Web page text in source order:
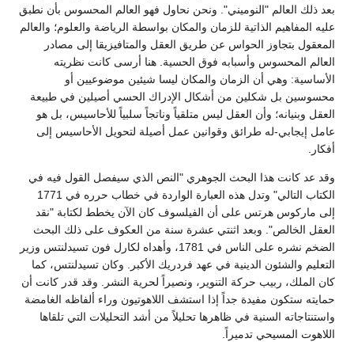
بعد ذلك العالم "النوميني". ونحن نحاول فهو العالم المحسوس بأن نطبق
عليه المفاهيم الذاتية للزمان والمكان بواسطة الرياضة والعلوم؛ والعالم
المعقول بتجاوز الحواس عن طريق العقل والمتافيزيقا إلى مصادر
العالم المحسوس وأسبابه فوق الحسية. هنا أرسى كانت نظريته
الأساسية: وهي أن الزمان والمكان ليسا شيئين موضوعيين أو
محسوسين بل شكلين من أشكال الإدراك الحسي أصيلين في طبيعة
العقل وبنيانه؛ وأن العقل ليس متلقياً وناتجاً سلبياً للأحاسيس، بل هو
عامل إيجابي-له طرائق وقوانين عمل أصيلة لتحويل الأحاسيس إلى
أفكار.
وقد عد كانت هذا البحث الجوهري "النص الذي سيفصل القول فيه في
الكتاب التالي" وتدل هذه العبارة الواردة في خطاب حرره في 1771
إلى ماركوس هرتس على أن الفيلسوف كان الآن يخطط لكتابة "نقد
العقل الخالص". وبعد اثنتي عشرة سنة من العكوف على ذلك البحث
الضخم نشره على الناس في 1781، وأهداه لكارل فون تسيدلنتس وزير
التعليم والشئون الدينية في عهد فردريك الأكبر. وكان تسيدلنتس، كما
كان الملك، ربيب حركة التنوير، ونصيراً لحرية النشر. وقد قدر كانت أن
حمايته ستكون مفيدة جداً إذا استشف اللاهوتيون وراء ألفاظه الغامضة
واستنتاجاته السنية في ظاهرها تحليلاً من أشد التحليلات التي تلقاها
اللاهوت المسيحي تدميراً.